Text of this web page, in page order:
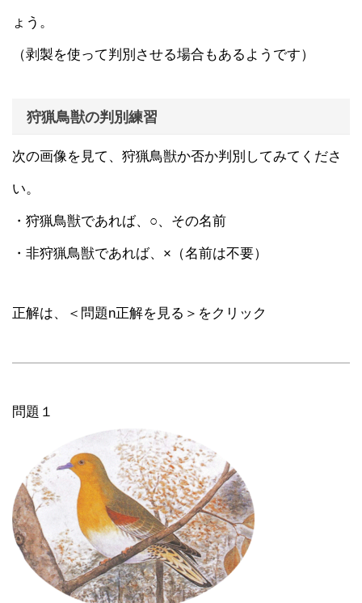
ょう。
（剥製を使って判別させる場合もあるようです）
狩猟鳥獣の判別練習
次の画像を見て、狩猟鳥獣か否か判別してみてくださ
い。
・狩猟鳥獣であれば、○、その名前
・非狩猟鳥獣であれば、×（名前は不要）
正解は、＜問題n正解を見る＞をクリック
問題１